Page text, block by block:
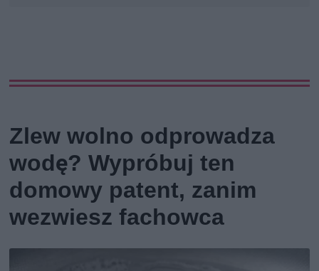
Zlew wolno odprowadza
wodę? Wypróbuj ten
domowy patent, zanim
wezwiesz fachowca